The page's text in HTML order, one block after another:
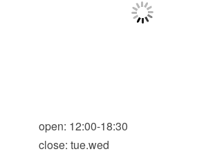
open: 12:00-18:30
close: tue.wed